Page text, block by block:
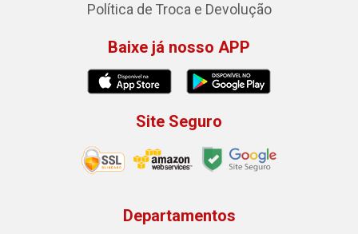
Política de Troca e Devolução
Baixe já nosso APP
Site Seguro
Departamentos